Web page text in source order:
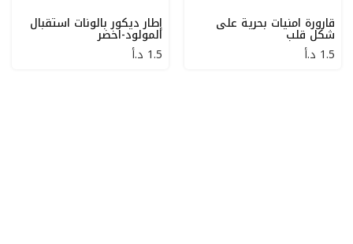
قارورة امنيات بحرية على
شكل قلب
1.5 د.أ
إطار ديكور بالونات استقبال
المولود-اخضر
1.5 د.أ